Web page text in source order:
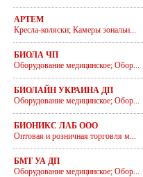
АРТЕМ
Кресла-коляски; Камеры зональн...
БИОЛА ЧП
Оборудование медицинское; Обор...
БИОЛАЙН УКРАИНА ДП
Оборудование медицинское; Обор...
БИОНИКС ЛАБ ООО
Оптовая и розничная торговля м...
БМТ УА ДП
Оборудование медицинское; Обор...